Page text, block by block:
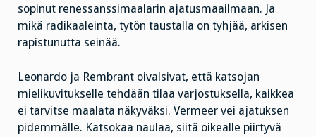
sopinut renessanssimaalarin ajatusmaailmaan. Ja
mikä radikaaleinta, tytön taustalla on tyhjää, arkisen
rapistunutta seinää.
Leonardo ja Rembrant oivalsivat, että katsojan
mielikuvitukselle tehdään tilaa varjostuksella, kaikkea
ei tarvitse maalata näkyväksi. Vermeer vei ajatuksen
pidemmälle. Katsokaa naulaa, siitä oikealle piirtyvä